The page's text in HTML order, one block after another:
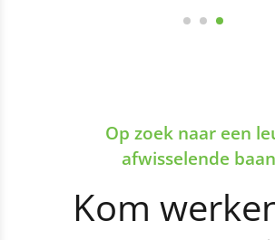
Op zoek naar een
afwisselende
Kom